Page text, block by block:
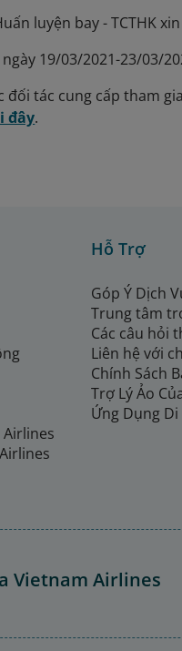
luyện bay - TCTHK
19/03/2021-23/03/
đối tác cung cấp tham
đây.
Airlines
Hỗ Trợ
Góp Ý Dịch
Trung tâm
Các câu hỏi
Liên hệ với
Chính Sách
Trợ Lý Ảo
Ứng Dụng
Vietnam Airlines